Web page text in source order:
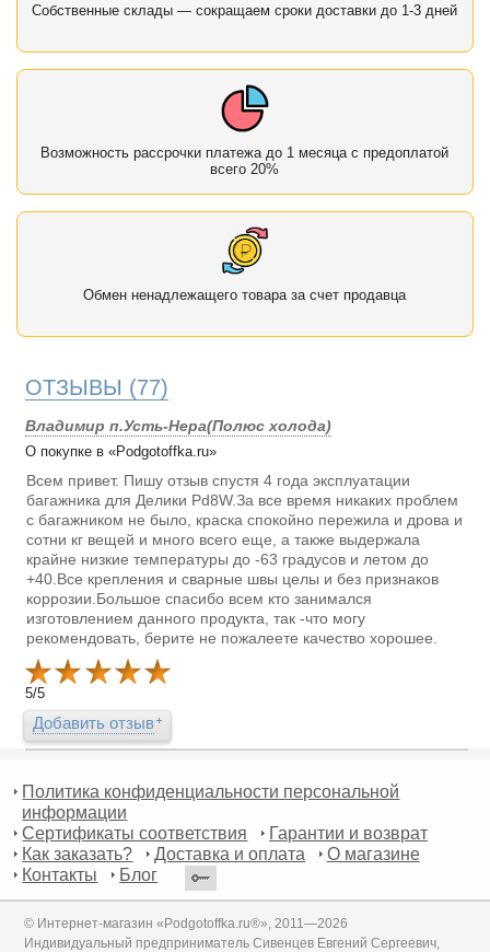
Собственные склады — сокращаем сроки доставки до 1-3 дней
Возможность рассрочки платежа до 1 месяца с предоплатой
всего 20%
Обмен ненадлежащего товара за счет продавца
ОТЗЫВЫ (77)
Владимир п.Усть-Нера(Полюс холода)
О покупке в «Podgotoffka.ru»
Всем привет. Пишу отзыв спустя 4 года эксплуатации
багажника для Делики Pd8W.За все время никаких проблем
с багажником не было, краска спокойно пережила и дрова и
сотни кг вещей и много всего еще, а также выдержала
крайне низкие температуры до -63 градусов и летом до
+40.Все крепления и сварные швы целы и без признаков
коррозии.Большое спасибо всем кто занимался
изготовлением данного продукта, так -что могу
рекомендовать, берите не пожалеете качество хорошее.
5/5
Добавить отзыв
Политика конфиденциальности персональной
информации
Сертификаты соответствия
Гарантии и возврат
Как заказать?
Доставка и оплата
О магазине
Контакты
Блог
© Интернет-магазин «Podgotoffka.ru®», 2011—2026
Индивидуальный предприниматель Сивенцев Евгений Сергеевич,